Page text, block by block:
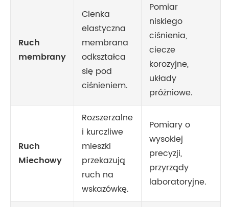
Ruch
membrany
Cienka
elastyczna
membrana
odkształca
się pod
ciśnieniem.
Pomiar
niskiego
ciśnienia,
ciecze
korozyjne,
układy
próżniowe.
Ruch
Miechowy
Rozszerzalne
i kurczliwe
mieszki
przekazują
ruch na
wskazówkę.
Pomiary o
wysokiej
precyzji,
przyrządy
laboratoryjne.